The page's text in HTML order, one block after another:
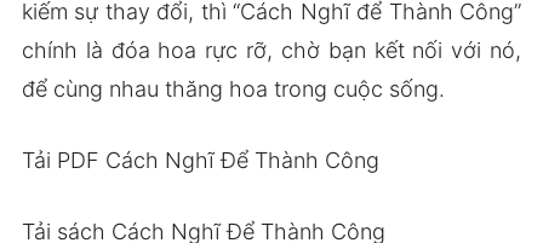
kiếm sự thay đổi, thì “Cách Nghĩ để Thành Công”
chính là đóa hoa rực rỡ, chờ bạn kết nối với nó,
để cùng nhau thăng hoa trong cuộc sống.
Tải PDF Cách Nghĩ Để Thành Công
Tải sách Cách Nghĩ Để Thành Công